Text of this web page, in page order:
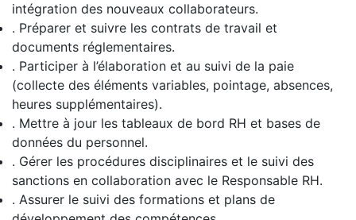
intégration des nouveaux collaborateurs.
. Préparer et suivre les contrats de travail et
documents réglementaires.
. Participer à l’élaboration et au suivi de la paie
(collecte des éléments variables, pointage, absences,
heures supplémentaires).
. Mettre à jour les tableaux de bord RH et bases de
données du personnel.
. Gérer les procédures disciplinaires et le suivi des
sanctions en collaboration avec le Responsable RH.
. Assurer le suivi des formations et plans de